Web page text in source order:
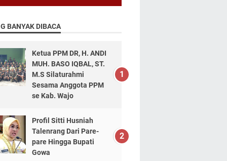
BANYAK DIBACA
Ketua PPM DR, H. ANDI
MUH. BASO IQBAL, ST.
M.S Silaturahmi
Sesama Anggota PPM
se Kab. Wajo
Profil Sitti Husniah
Talenrang Dari Pare-
pare Hingga Bupati
Gowa